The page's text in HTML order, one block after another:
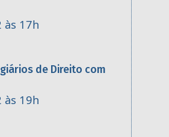
às 17h
de Direito com
às 19h